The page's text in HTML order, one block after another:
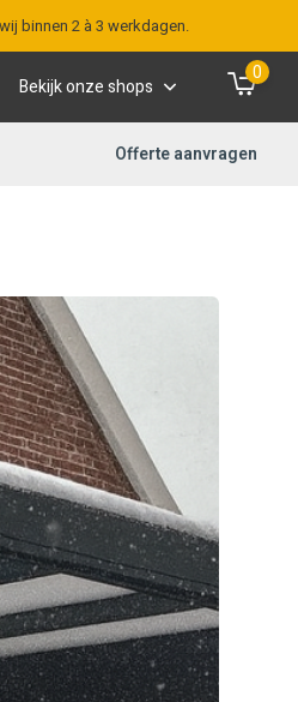
binnen 2 à 3 werkdagen.
Bekijk onze shops
0
Offerte aanvragen